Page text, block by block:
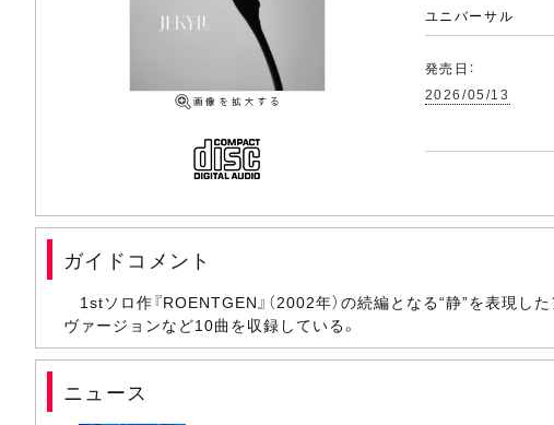
ユニバーサル
発売日：
2026/05/13
ガイドコメント
1stソロ作『ROENTGEN』（2002年）の続編となる“静”を表現
ヴァージョンなど10曲を収録している。
ニュース